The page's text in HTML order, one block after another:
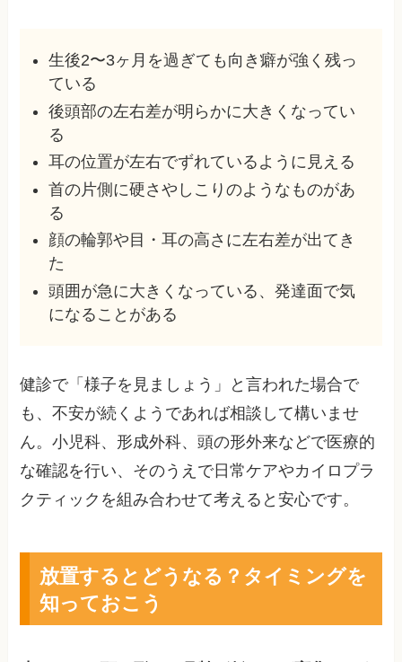
生後2〜3ヶ月を過ぎても向き癖が強く残っ
ている
後頭部の左右差が明らかに大きくなってい
る
耳の位置が左右でずれているように見える
首の片側に硬さやしこりのようなものがあ
る
顔の輪郭や目・耳の高さに左右差が出てき
た
頭囲が急に大きくなっている、発達面で気
になることがある
健診で「様子を見ましょう」と言われた場合で
も、不安が続くようであれば相談して構いませ
ん。小児科、形成外科、頭の形外来などで医療的
な確認を行い、そのうえで日常ケアやカイロプラ
クティックを組み合わせて考えると安心です。
放置するとどうなる？タイミングを
知っておこう